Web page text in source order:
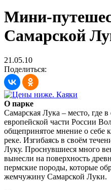
Мини-
Самарской
21.05.10
Поделиться:
О парке
Самарская Лука – место, где
европейской части России
общепринятое мнение о себе
реке. Изгибаясь в своём
Луку. Проснувшиеся много
вынесли на поверхность
пермские породы, которые
жемчужину Самарской Луки.